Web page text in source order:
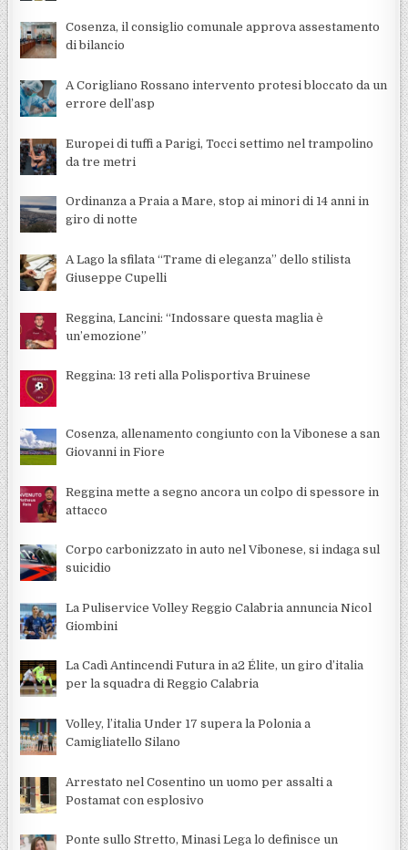
Cosenza, il consiglio comunale approva assestamento
di bilancio
A Corigliano Rossano intervento protesi bloccato da un
errore dell’asp
Europei di tuffi a Parigi, Tocci settimo nel trampolino
da tre metri
Ordinanza a Praia a Mare, stop ai minori di 14 anni in
giro di notte
A Lago la sfilata “Trame di eleganza” dello stilista
Giuseppe Cupelli
Reggina, Lancini: “Indossare questa maglia è
un’emozione”
Reggina: 13 reti alla Polisportiva Bruinese
Cosenza, allenamento congiunto con la Vibonese a san
Giovanni in Fiore
Reggina mette a segno ancora un colpo di spessore in
attacco
Corpo carbonizzato in auto nel Vibonese, si indaga sul
suicidio
La Puliservice Volley Reggio Calabria annuncia Nicol
Giombini
La Cadì Antincendi Futura in a2 Élite, un giro d’italia
per la squadra di Reggio Calabria
Volley, l’italia Under 17 supera la Polonia a
Camigliatello Silano
Arrestato nel Cosentino un uomo per assalti a
Postamat con esplosivo
Ponte sullo Stretto, Minasi Lega lo definisce un